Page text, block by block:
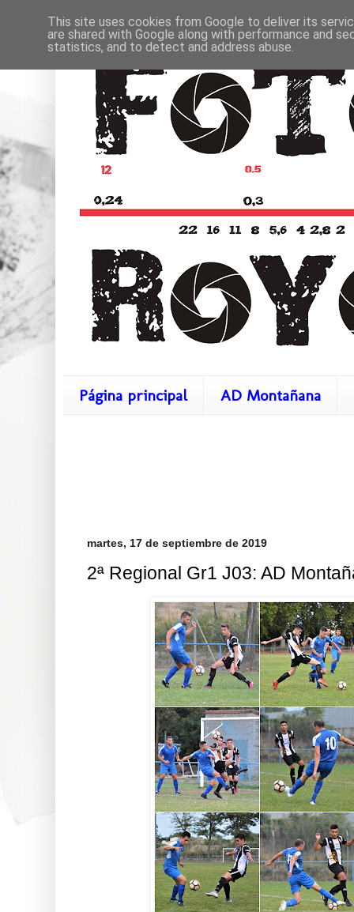
Página principal AD Montañana
martes, 17 de septiembre de 2019
2ª Regional Gr1 J03: AD
This site uses cookies from Google to deliver its
are shared with Google along with performance and
statistics, and to detect and address abuse.